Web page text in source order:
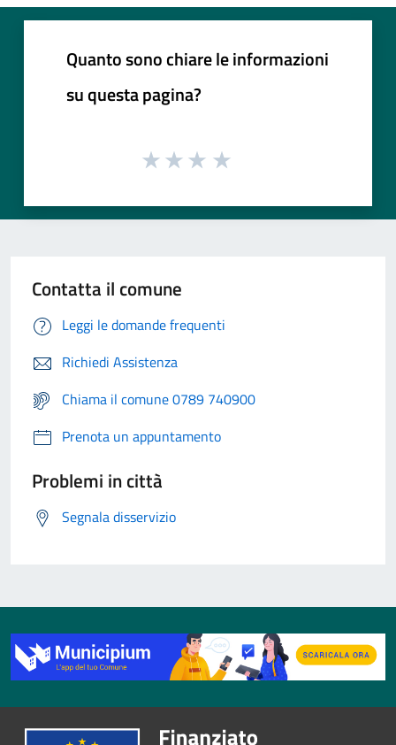
Quanto sono chiare le informazioni
su questa pagina?
Contatta il comune
Leggi le domande frequenti
Richiedi Assistenza
Chiama il comune 0789 740900
Prenota un appuntamento
Problemi in città
Segnala disservizio